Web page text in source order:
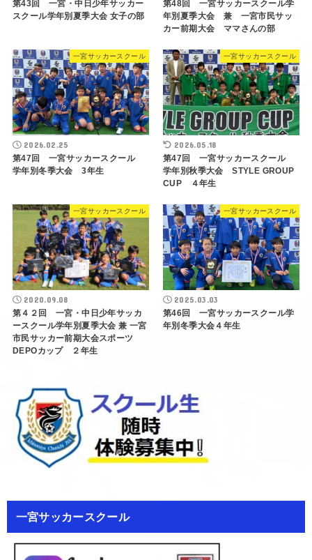
第43回 一宮・中日少年サッカー
スクール学年別夏季大会 女子の部
第48回 一宮サッカースクール学
年別夏季大会 兼 一宮市民サッ
カー前期大会 ママさんの部
一宮サッカースクール
2026.02.25
第47回 一宮サッカースクール
学年別冬季大会 3年生
一宮サッカースクール
2026.05.18
第47回 一宮サッカースクール
学年別秋季大会 STYLE GROUP
CUP ４年生
一宮サッカースクール
2020.09.08
第４２回 一宮・中日少年サッカ
ースクール学年別夏季大会 兼 一宮
市民サッカー前期大会スポーツ
DEPOカップ ２年生
一宮サッカースクール
2025.03.03
第46回 一宮サッカースクール学
年別冬季大会４年生
一宮サッカースクール